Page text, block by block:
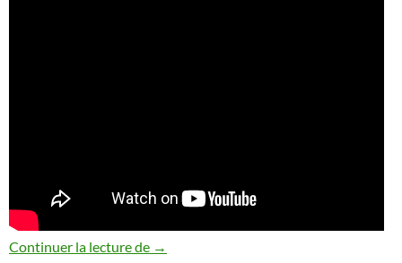
Continuer la lecture de Armand Collector interview
→